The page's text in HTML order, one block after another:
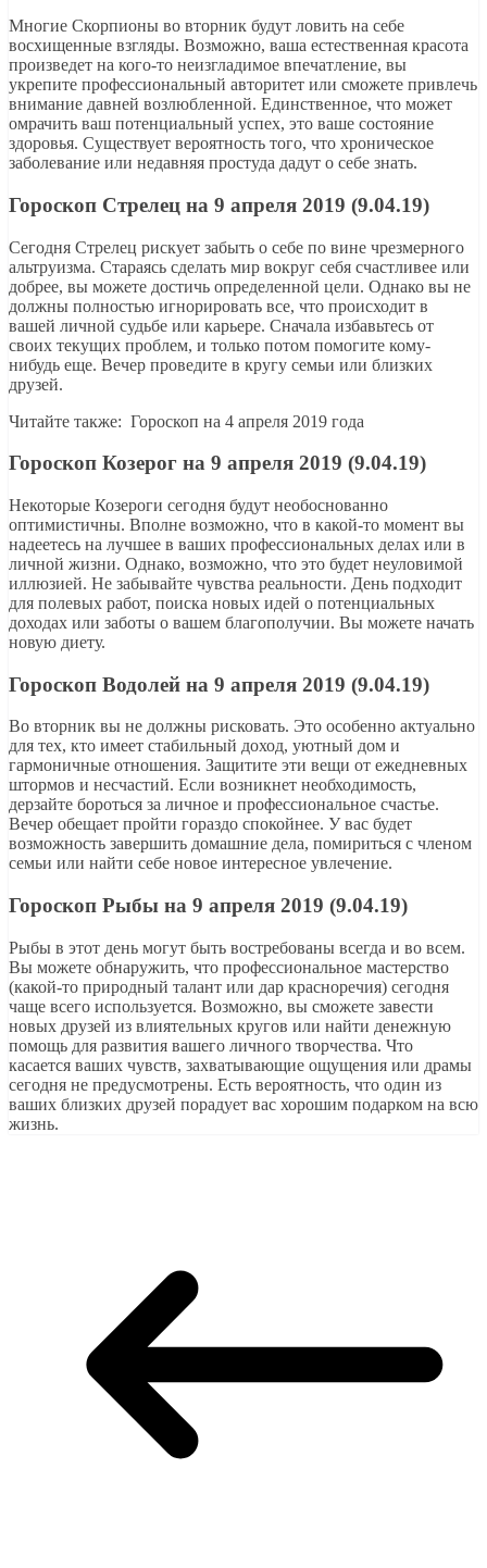
Многие Скорпионы во вторник будут ловить на себе
восхищенные взгляды. Возможно, ваша естественная красота
произведет на кого-то неизгладимое впечатление, вы
укрепите профессиональный авторитет или сможете привлечь
внимание давней возлюбленной. Единственное, что может
омрачить ваш потенциальный успех, это ваше состояние
здоровья. Существует вероятность того, что хроническое
заболевание или недавняя простуда дадут о себе знать.
Гороскоп Стрелец на 9 апреля 2019 (9.04.19)
Сегодня Стрелец рискует забыть о себе по вине чрезмерного
альтруизма. Стараясь сделать мир вокруг себя счастливее или
добрее, вы можете достичь определенной цели. Однако вы не
должны полностью игнорировать все, что происходит в
вашей личной судьбе или карьере. Сначала избавьтесь от
своих текущих проблем, и только потом помогите кому-
нибудь еще. Вечер проведите в кругу семьи или близких
друзей.
Читайте также: Гороскоп на 4 апреля 2019 года
Гороскоп Козерог на 9 апреля 2019 (9.04.19)
Некоторые Козероги сегодня будут необоснованно
оптимистичны. Вполне возможно, что в какой-то момент вы
надеетесь на лучшее в ваших профессиональных делах или в
личной жизни. Однако, возможно, что это будет неуловимой
иллюзией. Не забывайте чувства реальности. День подходит
для полевых работ, поиска новых идей о потенциальных
доходах или заботы о вашем благополучии. Вы можете начать
новую диету.
Гороскоп Водолей на 9 апреля 2019 (9.04.19)
Во вторник вы не должны рисковать. Это особенно актуально
для тех, кто имеет стабильный доход, уютный дом и
гармоничные отношения. Защитите эти вещи от ежедневных
штормов и несчастий. Если возникнет необходимость,
дерзайте бороться за личное и профессиональное счастье.
Вечер обещает пройти гораздо спокойнее. У вас будет
возможность завершить домашние дела, помириться с членом
семьи или найти себе новое интересное увлечение.
Гороскоп Рыбы на 9 апреля 2019 (9.04.19)
Рыбы в этот день могут быть востребованы всегда и во всем.
Вы можете обнаружить, что профессиональное мастерство
(какой-то природный талант или дар красноречия) сегодня
чаще всего используется. Возможно, вы сможете завести
новых друзей из влиятельных кругов или найти денежную
помощь для развития вашего личного творчества. Что
касается ваших чувств, захватывающие ощущения или драмы
сегодня не предусмотрены. Есть вероятность, что один из
ваших близких друзей порадует вас хорошим подарком на всю
жизнь.